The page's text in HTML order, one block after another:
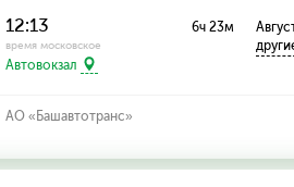
12:13
время московское
Автовокзал
6ч 23м
АО «Башавтотранс»